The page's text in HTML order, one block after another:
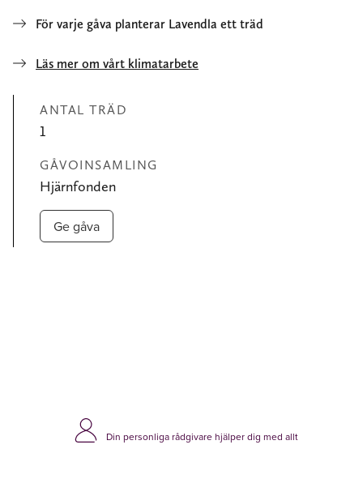
För varje gåva planterar Lavendla ett träd
Läs mer om vårt klimatarbete
ANTAL TRÄD
1
GÅVOINSAMLING
Hjärnfonden
Ge gåva
Din personliga rådgivare hjälper dig med allt